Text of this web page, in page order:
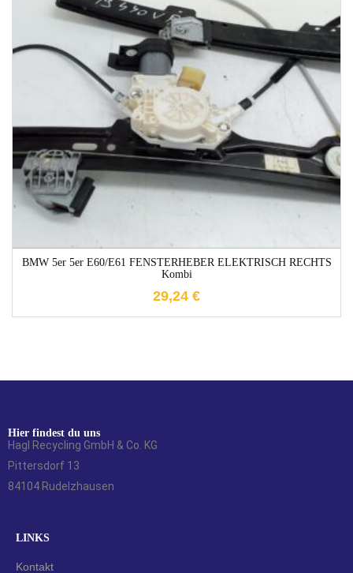
BMW 5er 5er E60/E61 FENSTERHEBER ELEKTRISCH RECHTS
Kombi
29,24 €
1-3 Werktage
Hier findest du uns
Hagl Recycling GmbH & Co. KG
Pittersdorf 13
84104 Rudelzhausen
LINKS
Kontakt